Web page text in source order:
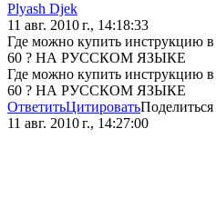
Plyash Djek
11 авг. 2010 г., 14:18:33
Где можно купить инструкцию
60 ? НА РУССКОМ ЯЗЫКЕ
Где можно купить инструкцию
60 ? НА РУССКОМ ЯЗЫКЕ
ОтветитьЦитироватьПоделиться
11 авг. 2010 г., 14:27:00